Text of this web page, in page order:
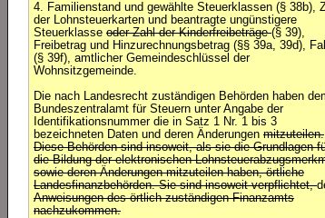
4. Familienstand und gewählte Steuerklassen (§ 38b),
der Lohnsteuerkarten und beantragte ungünstigere
Steuerklasse oder Zahl der Kinderfreibeträge(§ 39),
Freibetrag und Hinzurechnungsbetrag (§§ 39a, 39d),
(§ 39f), amtlicher Gemeindeschlüssel der
Wohnsitzgemeinde.
Die nach Landesrecht zuständigen Behörden haben
Bundeszentralamt für Steuern unter Angabe der
Identifikationsnummer die in Satz 1 Nr. 1 bis 3
bezeichneten Daten und deren Änderungen mitzuteilen.
Diese Behörden sind insoweit, als sie die Grundlagen
die Bildung der elektronischen
sowie deren Änderungen mitzuteilen haben, örtliche
Landesfinanzbehörden. Sie sind insoweit verpflichtet,
Anweisungen des örtlich zuständigen Finanzamts
nachzukommen.